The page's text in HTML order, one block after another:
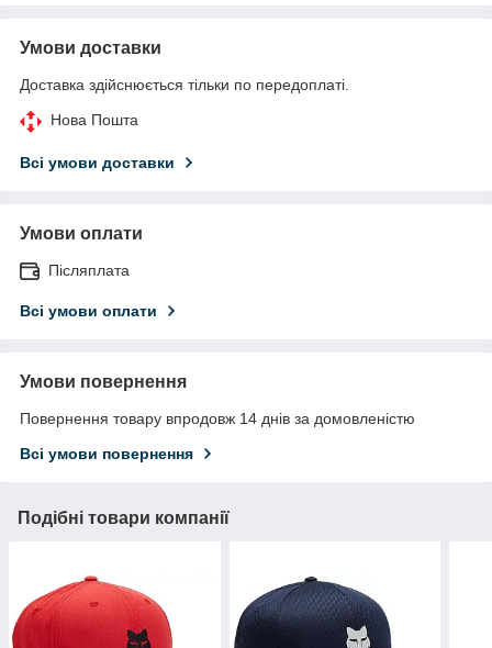
Умови доставки
Доставка здійснюється тільки по передоплаті.
Нова Пошта
Всі умови доставки
Умови оплати
Післяплата
Всі умови оплати
Умови повернення
Повернення товару впродовж 14 днів за домовленістю
Всі умови повернення
Подібні товари компанії